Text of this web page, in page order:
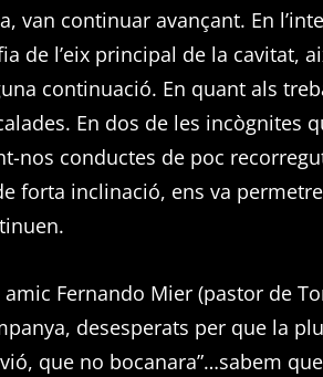
van continuar avançant. En
de l’eix principal de la cavitat,
continuació. En quant als
En dos de les incògnites
nos conductes de poc
forta inclinació, ens va
Fernando Mier (pastor de
desesperats per que la
que no bocanara”…sabem